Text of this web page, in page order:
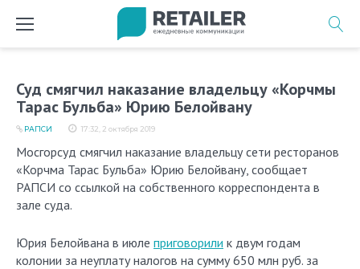
Суд смягчил наказание владельцу «Корчмы
Тарас Бульба» Юрию Белойвану
17:32, 2 октября 2019
РАПСИ
Мосгорсуд смягчил наказание владельцу сети ресторанов
«Корчма Тарас Бульба» Юрию Белойвану, сообщает
РАПСИ со ссылкой на собственного корреспондента в
зале суда.
Юрия Белойвана в июле приговорили к двум годам
колонии за неуплату налогов на сумму 650 млн руб. за